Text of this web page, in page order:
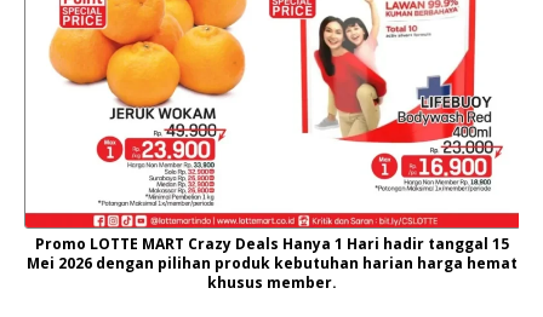
Promo LOTTE MART Crazy Deals Hanya 1 Hari hadir tanggal 15
Mei 2026 dengan pilihan produk kebutuhan harian harga hemat
khusus member.